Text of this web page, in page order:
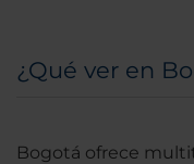
¿Qué ver en
Bogotá ofrece